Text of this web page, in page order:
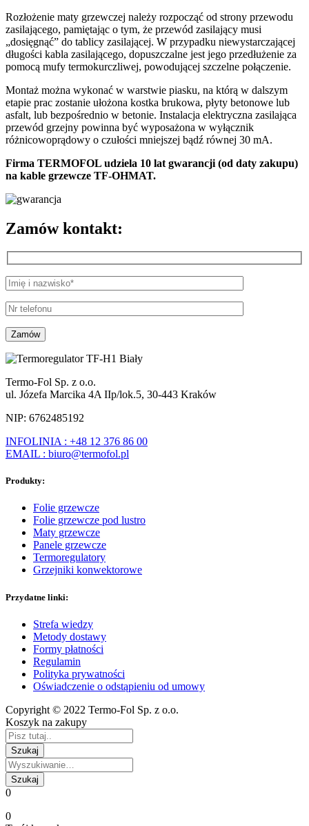
Rozłożenie maty grzewczej należy rozpocząć od strony przewodu
zasilającego, pamiętając o tym, że przewód zasilający musi
„dosięgnąć” do tablicy zasilającej. W przypadku niewystarczającej
długości kabla zasilającego, dopuszczalne jest jego przedłużenie za
pomocą mufy termokurczliwej, powodującej szczelne połączenie.
Montaż można wykonać w warstwie piasku, na którą w dalszym
etapie prac zostanie ułożona kostka brukowa, płyty betonowe lub
asfalt, lub bezpośrednio w betonie. Instalacja elektryczna zasilająca
przewód grzejny powinna być wyposażona w wyłącznik
różnicowoprądowy o czułości mniejszej bądź równej 30 mA.
Firma TERMOFOL udziela 10 lat gwarancji (od daty zakupu)
na kable grzewcze TF-OHMAT.
Zamów kontakt:
Termo-Fol Sp. z o.o.
ul. Józefa Marcika 4A IIp/lok.5, 30-443 Kraków
NIP: 6762485192
INFOLINIA : +48 12 376 86 00
EMAIL : biuro@termofol.pl
Produkty:
Folie grzewcze
Folie grzewcze pod lustro
Maty grzewcze
Panele grzewcze
Termoregulatory
Grzejniki konwektorowe
Przydatne linki:
Strefa wiedzy
Metody dostawy
Formy płatności
Regulamin
Polityka prywatności
Oświadczenie o odstąpieniu od umowy
Copyright © 2022 Termo-Fol Sp. z o.o.
Koszyk na zakupy
0
0